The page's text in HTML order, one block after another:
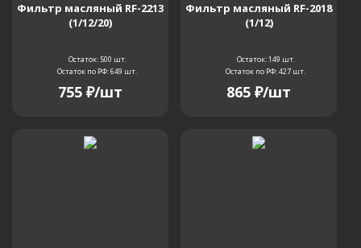
Фильтр масляный RF-2213
(1/12/20)
Остаток: 500 шт.
Остаток по РФ: 649 шт.
755 ₽/шт
Фильтр масляный RF-2018
(1/12)
Остаток: 149 шт.
Остаток по РФ: 427 шт.
865 ₽/шт